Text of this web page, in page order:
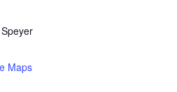
Maps